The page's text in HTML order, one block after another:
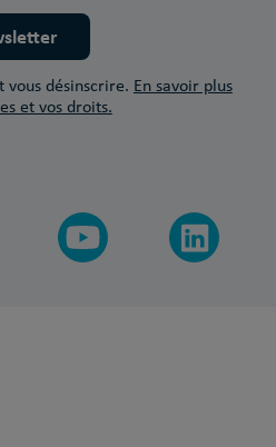
vous désinscrire. En savoir plus
et vos droits.